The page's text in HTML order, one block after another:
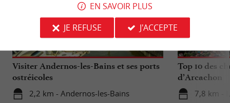
Visiter Andernos-les-Bains et ses ports
ostréicoles
2,2 km - Andernos-les-Bains
Incontournable
Top 10 des
d’Arcachon
7,8 km -
EN SAVOIR PLUS
JE REFUSE
J'ACCEPTE